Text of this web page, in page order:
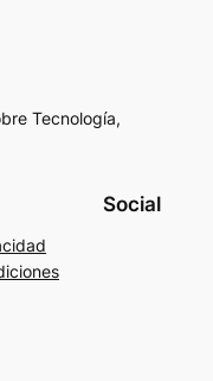
Tecnología,
Social